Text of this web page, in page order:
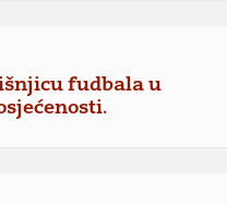
fudbala u